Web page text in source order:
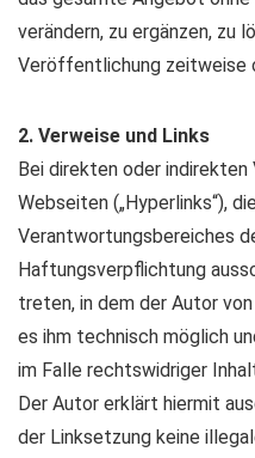
verändern, zu ergänzen, zu
Veröffentlichung zeitweise
2. Verweise und Links
Bei direkten oder
Webseiten („Hyperlinks“),
Verantwortungsbereiches
Haftungsverpflichtung
treten, in dem der Autor
es ihm technisch möglich
im Falle rechtswidriger
Der Autor erklärt hiermit
der Linksetzung keine